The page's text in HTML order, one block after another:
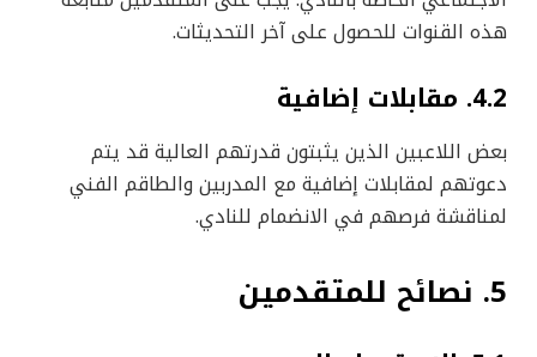
هذه القنوات للحصول على آخر التحديثات.
4.2. مقابلات إضافية
بعض اللاعبين الذين يثبتون قدرتهم العالية قد يتم
دعوتهم لمقابلات إضافية مع المدربين والطاقم الفني
لمناقشة فرصهم في الانضمام للنادي.
5. نصائح للمتقدمين